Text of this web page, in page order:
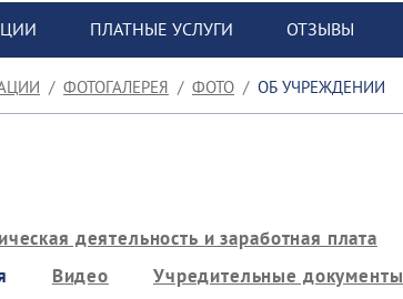
ПЛАТНЫЕ УСЛУГИ ОТЗЫВЫ
ФОТОГАЛЕРЕЯ ФОТО ОБ УЧРЕЖДЕНИИ
деятельность и заработная плата
Видео
Учредительные документы